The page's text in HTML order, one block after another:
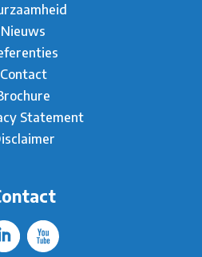
Nieuws
Contact
Statement